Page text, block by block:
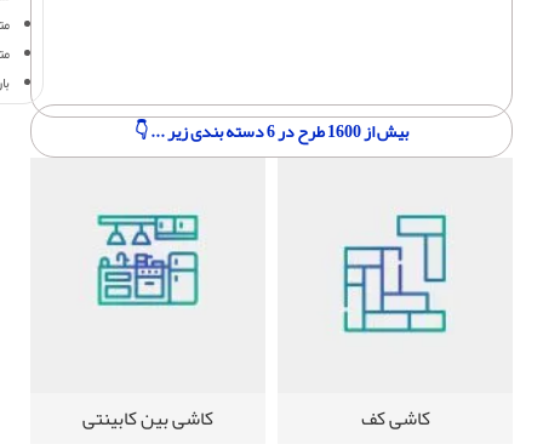
بیش از 1600 طرح در 6 دسته بندی زیر ... 👇
کاشی کف کاشی بین کابینتی